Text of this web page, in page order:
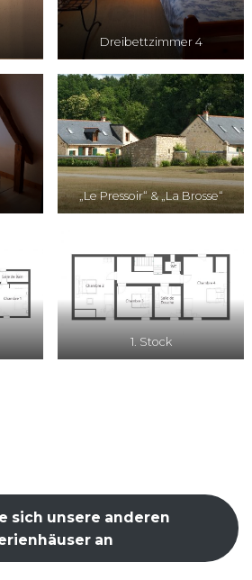
Dreibettzimmer 4
„Le Pressoir“ & „La Brosse“
1. Stock
sich unsere anderen
an